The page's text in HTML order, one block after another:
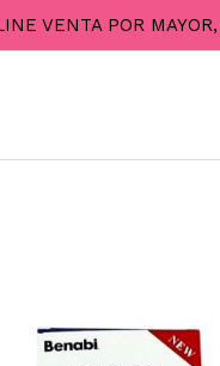
VENTA POR